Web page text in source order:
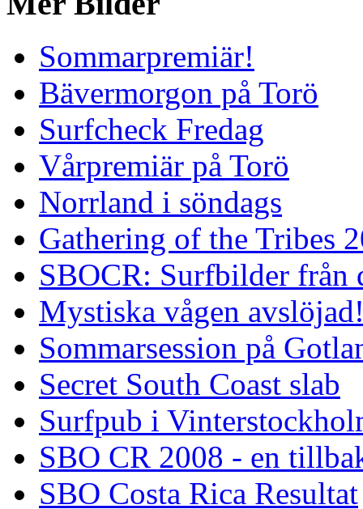
Sommarpremiär!
Bävermorgon på Torö
Surfcheck Fredag
Vårpremiär på Torö
Norrland i söndags
Gathering of the Tribes
SBOCR: Surfbilder från
Mystiska vågen
Sommarsession på
Secret South Coast slab
Surfpub i
SBO CR 2008 - en
SBO Costa Rica Resultat